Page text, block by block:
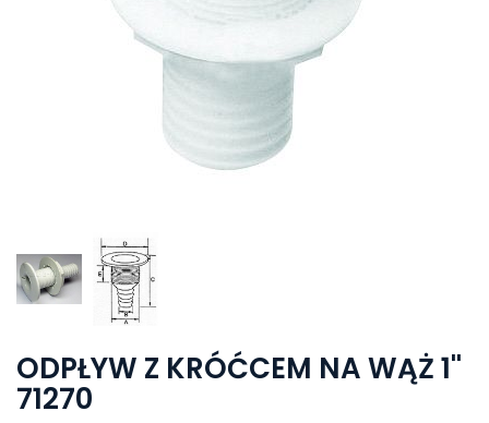
ODPŁYW Z KRÓĆCEM NA WĄŻ 1''
71270